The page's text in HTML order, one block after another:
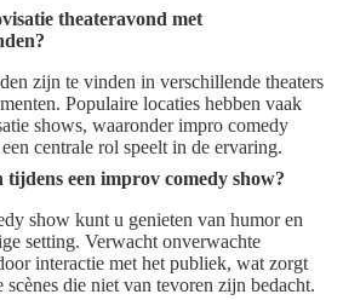
theateravond met
zijn te vinden in verschillende theaters
Populaire locaties hebben vaak
shows, waaronder impro comedy
centrale rol speelt in de ervaring.
een improv comedy show?
show kunt u genieten van humor en
setting. Verwacht onverwachte
interactie met het publiek, wat zorgt
die niet van tevoren zijn bedacht.